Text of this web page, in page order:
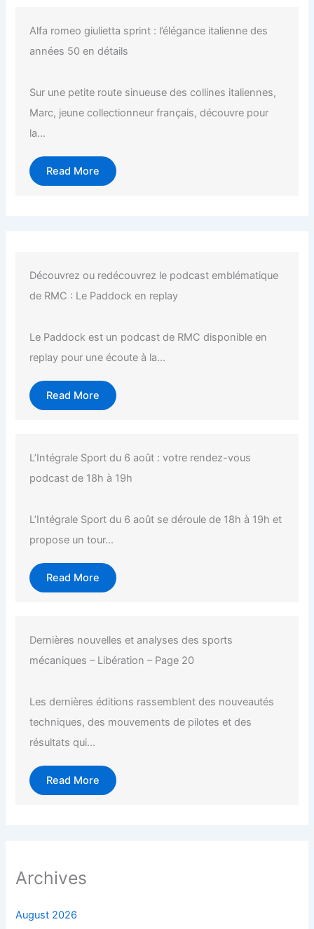
Alfa romeo giulietta sprint : l’élégance italienne des
années 50 en détails
Sur une petite route sinueuse des collines italiennes,
Marc, jeune collectionneur français, découvre pour
la...
Read More
Découvrez ou redécouvrez le podcast emblématique
de RMC : Le Paddock en replay
Le Paddock est un podcast de RMC disponible en
replay pour une écoute à la...
Read More
L’Intégrale Sport du 6 août : votre rendez-vous
podcast de 18h à 19h
L’Intégrale Sport du 6 août se déroule de 18h à 19h et
propose un tour...
Read More
Dernières nouvelles et analyses des sports
mécaniques – Libération – Page 20
Les dernières éditions rassemblent des nouveautés
techniques, des mouvements de pilotes et des
résultats qui...
Read More
Archives
August 2026